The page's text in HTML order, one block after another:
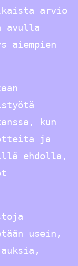
arvio
avulla
aiempien
kun
ja
ehdolla,
usein,